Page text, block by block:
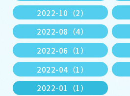
2022-10（2）
2022-08（4）
2022-06（1）
2022-04（1）
2022-01（1）